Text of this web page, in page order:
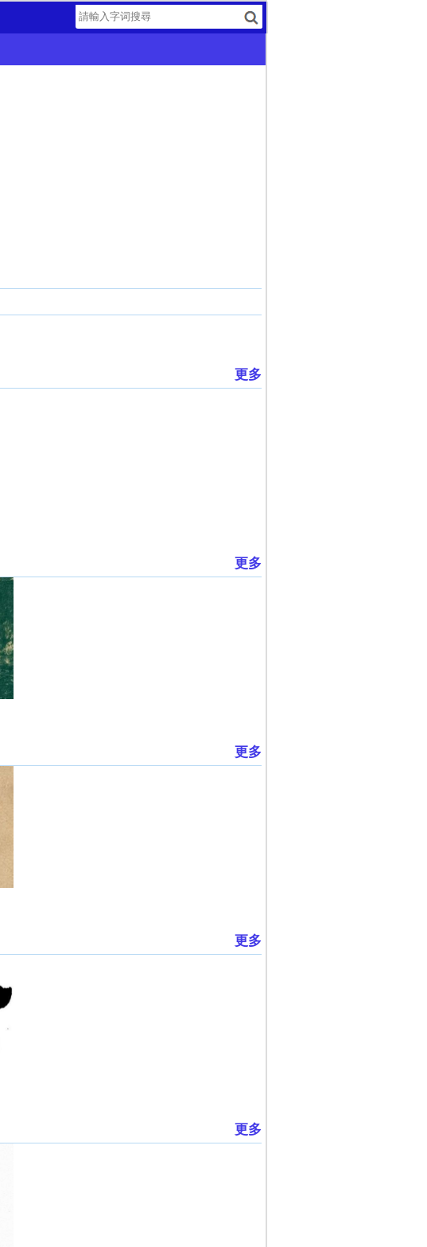
更多
更多
更多
更多
更多